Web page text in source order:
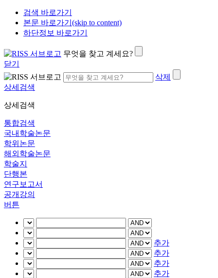
검색 바로가기
본문 바로가기(skip to content)
하단정보 바로가기
무엇을 찾고 계세요?
닫기
삭제
상세검색
상세검색
통합검색
국내학술논문
학위논문
해외학술논문
학술지
단행본
연구보고서
공개강의
버튼
추가
추가
추가
추가